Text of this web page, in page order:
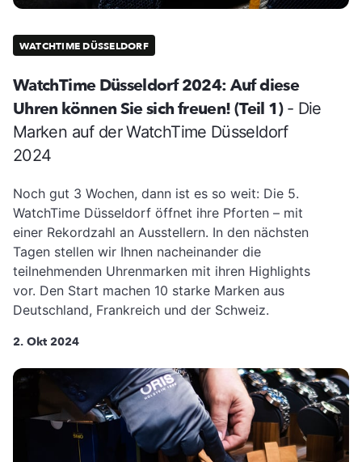
WATCHTIME DÜSSELDORF
WatchTime Düsseldorf 2024: Auf diese
Uhren können Sie sich freuen! (Teil 1) - Die
Marken auf der WatchTime Düsseldorf
2024
Noch gut 3 Wochen, dann ist es so weit: Die 5.
WatchTime Düsseldorf öffnet ihre Pforten – mit
einer Rekordzahl an Ausstellern. In den nächsten
Tagen stellen wir Ihnen nacheinander die
teilnehmenden Uhrenmarken mit ihren Highlights
vor. Den Start machen 10 starke Marken aus
Deutschland, Frankreich und der Schweiz.
2. Okt 2024